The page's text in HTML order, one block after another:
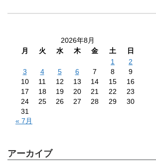
2026年8月
月
火 水 木 金 土
日
1
2
3
4 5 6 7 8
9
10
11 12 13 14 15
16
17
18 19 20 21 22
23
24
25 26 27 28 29
30
31
« 7月
アーカイブ